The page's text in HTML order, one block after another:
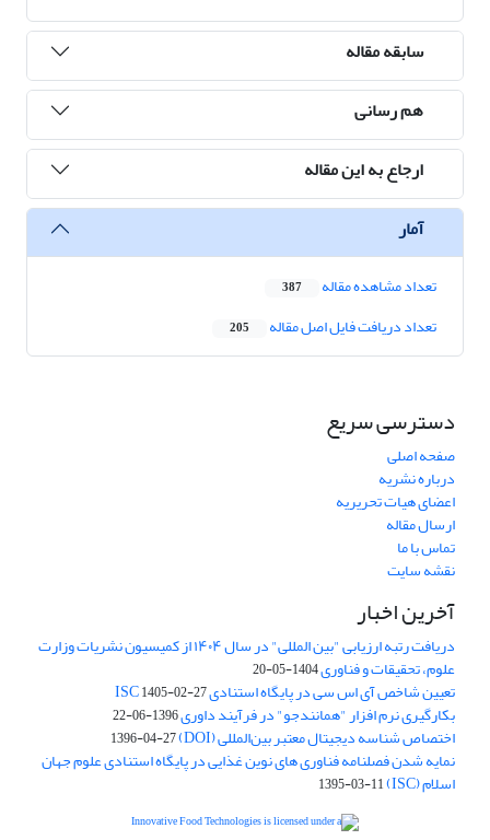
سابقه مقاله
هم رسانی
ارجاع به این مقاله
آمار
تعداد مشاهده مقاله 387
تعداد دریافت فایل اصل مقاله 205
دسترسی سریع
صفحه اصلی
درباره نشریه
اعضای هیات تحریریه
ارسال مقاله
تماس با ما
نقشه سایت
آخرین اخبار
دریافت رتبه ارزیابی "بین المللی" در سال ۱۴۰۴ از کمیسیون نشریات وزارت
علوم، تحقیقات و فناوری1404-05-20
تعیین شاخص آی اس سی در پایگاه استنادی ISC1405-02-27
بکارگیری نرم افزار "همانندجو" در فرآیند داوری1396-06-22
اختصاص شناسه دیجیتال معتبر بین‌المللی (DOI) 1396-04-27
نمایه شدن فصلنامه فناوری های نوین غذایی در پایگاه استنادی علوم جهان
اسلام (ISC) 1395-03-11